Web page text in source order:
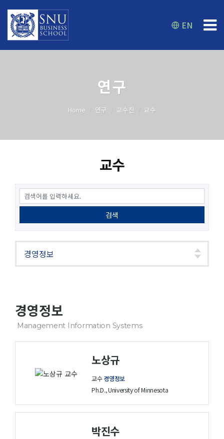
EN
연구
Home 연구 교수진 교수
교수
경영정보
Management Information Systems
노상규
교수경영정보
Ph.D., University of Minnesota
박진수